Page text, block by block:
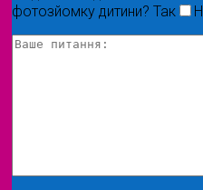
фотозйомку дитини? Так